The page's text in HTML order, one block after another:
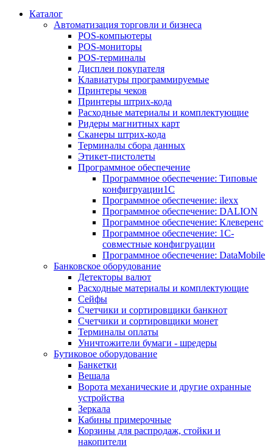
Каталог
Автоматизация торговли и бизнеса
POS-компьютеры
POS-мониторы
POS-терминалы
Дисплеи покупателя
Клавиатуры программируемые
Принтеры чеков
Принтеры штрих-кода
Расходные материалы и комплектующие
Ридеры магнитных карт
Сканеры штрих-кода
Терминалы сбора данных
Этикет-пистолеты
Программное обеспечение
Программное обеспечение: Типовые
конфигруации1С
Программное обеспечение: ilexx
Программное обеспечение: DALION
Программное обеспечение: Клеверенс
Программное обеспечение: 1С-
совместные конфигруации
Программное обеспечение: DataMobile
Банковское оборудование
Детекторы валют
Расходные материалы и комплектующие
Сейфы
Счетчики и сортировщики банкнот
Счетчики и сортировщики монет
Терминалы оплаты
Уничтожители бумаги - шредеры
Бутиковое оборудование
Банкетки
Вешала
Ворота механические и другие охранные
устройства
Зеркала
Кабины примерочные
Корзины для распродаж, стойки и
накопители